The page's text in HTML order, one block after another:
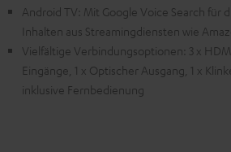
Android TV: Mit Google Voice Search für
Inhalten aus Streamingdiensten wie
Vielfältige Verbindungsoptionen: 3 x
Eingänge, 1 x Optischer Ausgang, 1 x
inklusive Fernbedienung